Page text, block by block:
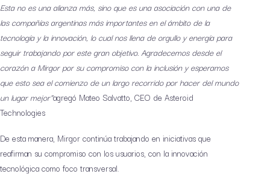
Esta no es una alianza más, sino que es una asociación con una de
las compañías argentinas más importantes en el ámbito de la
tecnología y la innovación, lo cual nos llena de orgullo y energía para
seguir trabajando por este gran objetivo. Agradecemos desde el
corazón a Mirgor por su compromiso con la inclusión y esperamos
que esto sea el comienzo de un largo recorrido por hacer del mundo
un lugar mejor”agregó Mateo Salvatto, CEO de Asteroid
Technologies
De esta manera, Mirgor continúa trabajando en iniciativas que
reafirman su compromiso con los usuarios, con la innovación
tecnológica como foco transversal.